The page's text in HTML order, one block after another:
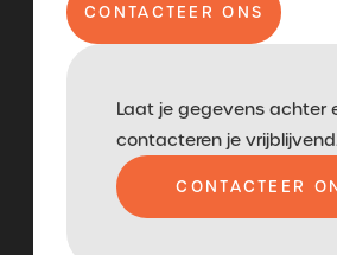
CONTACTEER ONS
Laat je gegevens achter
contacteren je
CONTACTEER